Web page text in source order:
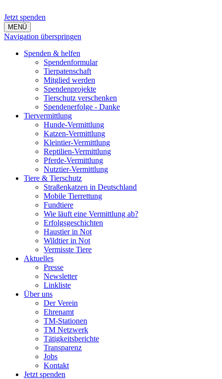
Jetzt spenden
MENÜ
Navigation überspringen
Spenden & helfen
Spendenformular
Tierpatenschaft
Mitglied werden
Spendenprojekte
Tierschutz verschenken
Spendenerfolge - Danke
Tiervermittlung
Hunde-Vermittlung
Katzen-Vermittlung
Kleintier-Vermittlung
Reptilien-Vermittlung
Pferde-Vermittlung
Nutztier-Vermittlung
Tiere & Tierschutz
Straßenkatzen in Deutschland
Mobile Tierrettung
Fundtiere
Wie läuft eine Vermittlung ab?
Erfolgsgeschichten
Haustier in Not
Wildtier in Not
Vermisste Tiere
Aktuelles
Presse
Newsletter
Linkliste
Über uns
Der Verein
Ehrenamt
TM-Stationen
TM Netzwerk
Tätigkeitsberichte
Transparenz
Jobs
Kontakt
Jetzt spenden